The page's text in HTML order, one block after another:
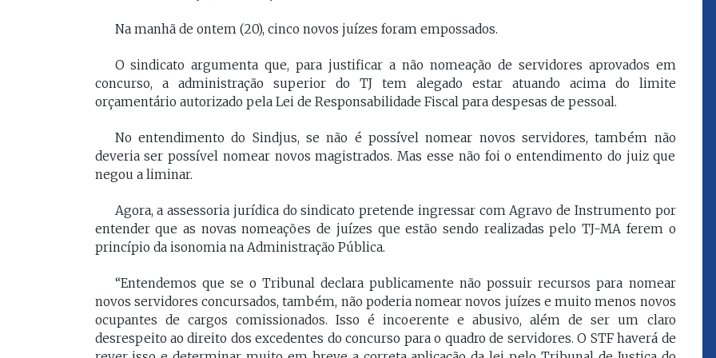
Na manhã de ontem (20), cinco novos juízes foram empossados.
O sindicato argumenta que, para justificar a não nomeação de servidores aprovados em
concurso, a administração superior do TJ tem alegado estar atuando acima do limite
orçamentário autorizado pela Lei de Responsabilidade Fiscal para despesas de pessoal.
No entendimento do Sindjus, se não é possível nomear novos servidores, também não
deveria ser possível nomear novos magistrados. Mas esse não foi o entendimento do juiz que
negou a liminar.
Agora, a assessoria jurídica do sindicato pretende ingressar com Agravo de Instrumento por
entender que as novas nomeações de juízes que estão sendo realizadas pelo TJ-MA ferem o
princípio da isonomia na Administração Pública.
“Entendemos que se o Tribunal declara publicamente não possuir recursos para nomear
novos servidores concursados, também, não poderia nomear novos juízes e muito menos novos
ocupantes de cargos comissionados. Isso é incoerente e abusivo, além de ser um claro
desrespeito ao direito dos excedentes do concurso para o quadro de servidores. O STF haverá de
mais convergências do
Procurador federal de
carreira e professor da
UFMA, foi presidente do
Procon/MA e atuou como
Secma, Segov e Seduc. É
vice-governador do
Maranhão desde 2023.
Vossa Excelência que eu estou
fora."
PAULO VELTEN
Desembargador
de 2007. Ocupou o cargo de
diretor da Escola Superior
biênio 2017/2018 e de
corregedor-geral da Justiça
do Maranhão no biênio
2020/2022. Foi presidente
Maranhão para o Biênio
2022/2024.
FROZ SOBRINHO
Ingressou no Ministério
Público Estadual em 1992,
Justiça. Como
desembargador exerceu a
função de corregedor geral
presidente do TJMA no
biênio 2024/2026.